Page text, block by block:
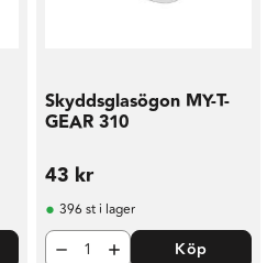
Skyddsglasögon MY-T-
GEAR 310
43 kr
396 st i lager
Köp